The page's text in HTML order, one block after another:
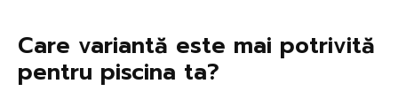
Care variantă este mai potrivită
pentru piscina ta?